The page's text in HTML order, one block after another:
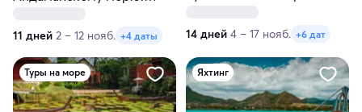
острова мечты
11 дней 2 – 12 нояб. +4 даты 14 дней 4 – 17 нояб. +6 дат
Туры на море Яхтинг